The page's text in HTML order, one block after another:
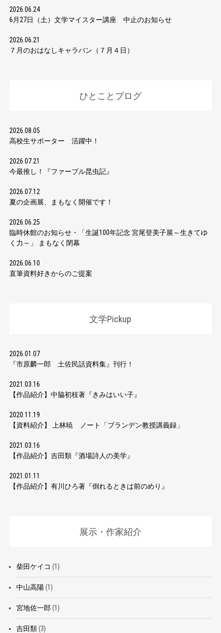
2026.06.24
6月27日（土）文学マイスター講座 中止のお知らせ
2026.06.21
７月のおはなしキャラバン（７月４日）
ひとことブログ
2026.08.05
高校生サポーター 活躍中！
2026.07.21
今最推し！『ファーブル昆虫記』
2026.07.12
夏の企画展、まもなく開催です！
2026.06.25
臨時休館のお知らせ・「生誕100年記念 宮尾登美子展～生きてゆ
く力～」 まもなく閉幕
2026.06.10
直筆資料好きからのご提案
文学Pickup
2026.01.07
『市原麟一郎 土佐民話資料集』刊行！
2021.03.16
【作品紹介】中脇初枝著『きみはいい子』
2020.11.19
【資料紹介】 上林暁 ノート「ブランデン教授講義録」
2021.03.16
【作品紹介】吉田類『酒場詩人の美学』
2021.01.11
【作品紹介】有川ひろ著『倒れるときは前のめり』
展示・作家紹介
柴田ケイコ (1)
中山高陽(1)
宮地佐一郎 (1)
吉田類(3)